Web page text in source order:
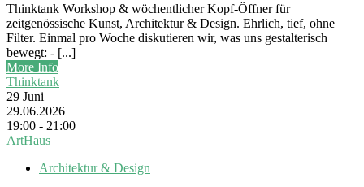
Thinktank Workshop & wöchentlicher Kopf-Öffner für
zeitgenössische Kunst, Architektur & Design. Ehrlich, tief, ohne
Filter. Einmal pro Woche diskutieren wir, was uns gestalterisch
bewegt: - [...]
More Info
Thinktank
29 Juni
29.06.2026
19:00 - 21:00
ArtHaus
Architektur & Design